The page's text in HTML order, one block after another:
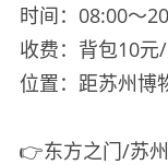
时间：08:00～
收费：背包10
位置：距苏州博
👉东方之门/苏